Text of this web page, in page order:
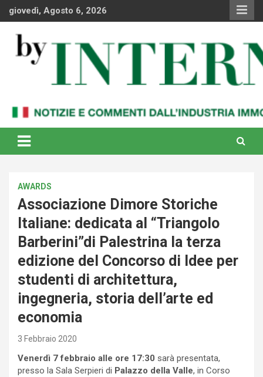
Skipgiovedì, Agosto 6, 2026
By Internews
internazionale
AWARDS
Associazione Dimore Storiche
Italiane: dedicata al “Triangolo
Barberini”di Palestrina la terza
edizione del Concorso di Idee per
studenti di architettura,
ingegneria, storia dell’arte ed
economia
3 Febbraio 2020
Venerdì 7 febbraio alle ore 17:30 sarà presentata,
presso la Sala Serpieri di Palazzo della Valle, in Corso